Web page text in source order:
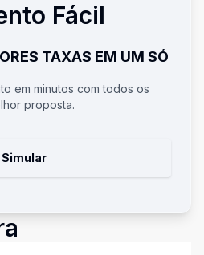
Fácil
TAXAS EM UM SÓ
em minutos com todos os
proposta.
Simular